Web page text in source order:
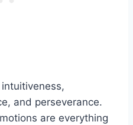
and perseverance.
are everything